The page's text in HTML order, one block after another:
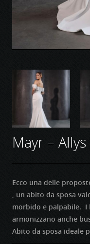
Mayr –
Ecco una delle
, un abito da sposa
morbido e palpabile. I
armonizzano anche
Abito da sposa ideale